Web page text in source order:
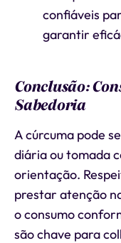
confiáveis
garantir
Conclusão:
Sabedoria
A cúrcuma pode
diária ou tomada
orientação.
prestar atenção
o consumo
são chave para